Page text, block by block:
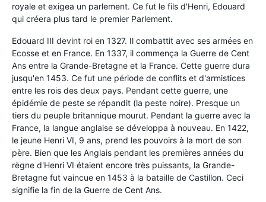
royale et exigea un parlement. Ce fut le fils d'Henri, Edouard
qui créera plus tard le premier Parlement.
Edouard III devint roi en 1327. Il combattit avec ses armées en
Ecosse et en France. En 1337, il commença la Guerre de Cent
Ans entre la Grande-Bretagne et la France. Cette guerre dura
jusqu'en 1453. Ce fut une période de conflits et d'armistices
entre les rois des deux pays. Pendant cette guerre, une
épidémie de peste se répandit (la peste noire). Presque un
tiers du peuple britannique mourut. Pendant la guerre avec la
France, la langue anglaise se développa à nouveau. En 1422,
le jeune Henri VI, 9 ans, prend les pouvoirs à la mort de son
père. Bien que les Anglais pendant les premières années du
règne d'Henri VI étaient encore très puissants, la Grande-
Bretagne fut vaincue en 1453 à la bataille de Castillon. Ceci
signifie la fin de la Guerre de Cent Ans.